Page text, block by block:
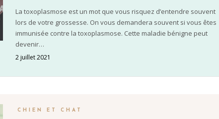
La toxoplasmose est un mot que vous risquez d’entendre souvent
lors de votre grossesse. On vous demandera souvent si vous êtes
immunisée contre la toxoplasmose. Cette maladie bénigne peut
devenir…
2 juillet 2021
CHIEN ET CHAT